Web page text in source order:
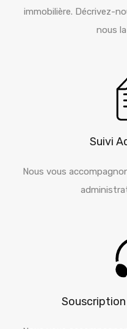
immobilière. Décrivez-
nous
Suivi
Nous vous